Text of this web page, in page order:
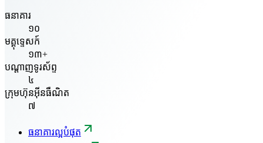
ធនាគារ
១០
មគ្គុទ្ទេសក៍
១៣+
បណ្តាញទូរស័ព្ទ
៤
ក្រុមហ៊ុនអ៊ីនធឺណិត
៧
ធនាគារល្អបំផុត